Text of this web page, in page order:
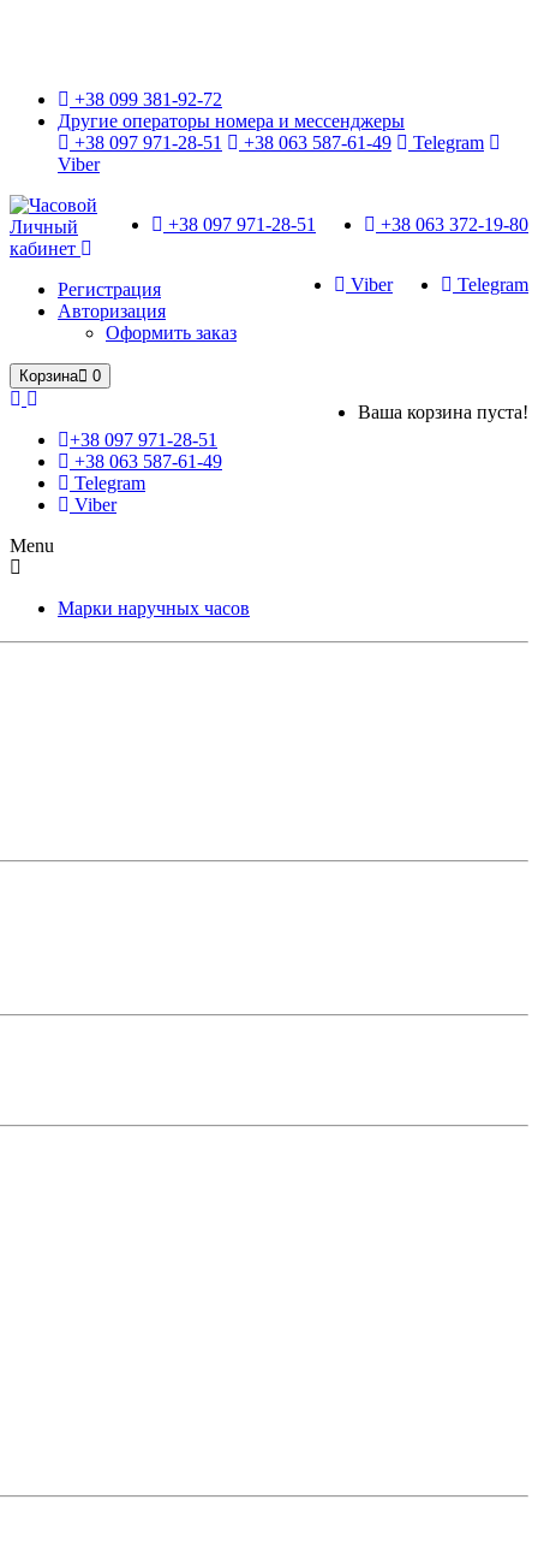
+38 099 381-92-72
Другие операторы номера и мессенджеры
+38 097 971-28-51
+38 063 587-61-49
Telegram
Viber
+38 063 372-19-80
+38 097 971-28-51
Telegram
Viber
Личный
кабинет
Регистрация
Авторизация
Оформить заказ
Корзина 0
Ваша корзина пуста!
+38 097 971-28-51
+38 063 587-61-49
Telegram
Viber
Menu
Марки наручных часов